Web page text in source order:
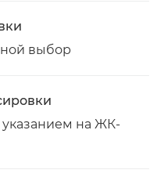
выбор
указанием на ЖК-